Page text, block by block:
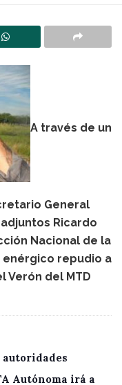
A través de un
General
Ricardo
Nacional de la
enérgico repudio a
Verón del MTD
autoridades
Autónoma irá a